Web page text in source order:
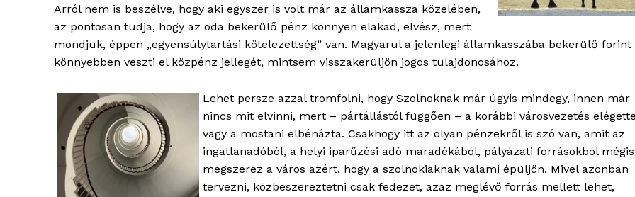
ELŐFIZETÉS
Kapcsolat
Hirdetés
Arról nem is beszélve, hogy aki egyszer is volt már az államkassza közelében,
az pontosan tudja, hogy az oda bekerülő pénz könnyen elakad, elvész, mert
mondjuk, éppen „egyensúlytartási kötelezettség” van. Magyarul a jelenlegi államkasszába bekerülő forint
könnyebben veszti el közpénz jellegét, mintsem visszakerüljön jogos tulajdonosához.
Lehet persze azzal tromfolni, hogy Szolnoknak már úgyis mindegy, innen már
nincs mit elvinni, mert – pártállástól függően – a korábbi városvezetés
vagy a mostani elbénázta. Csakhogy itt az olyan pénzekről is szó van, amit az
ingatlanadóból, a helyi iparűzési adó maradékából, pályázati forrásokból mégis
megszerez a város azért, hogy a szolnokiaknak valami épüljön. Mivel azonban
tervezni, közbeszereztetni csak fedezet, azaz meglévő forrás mellett lehet,